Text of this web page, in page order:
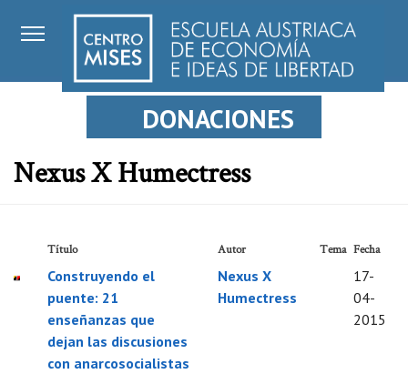
DONACIONES
Nexus X Humectress
Título Autor Tema Fecha
Construyendo el
puente: 21
enseñanzas que
dejan las discusiones
con anarcosocialistas
Nexus X
Humectress
17-
04-
2015